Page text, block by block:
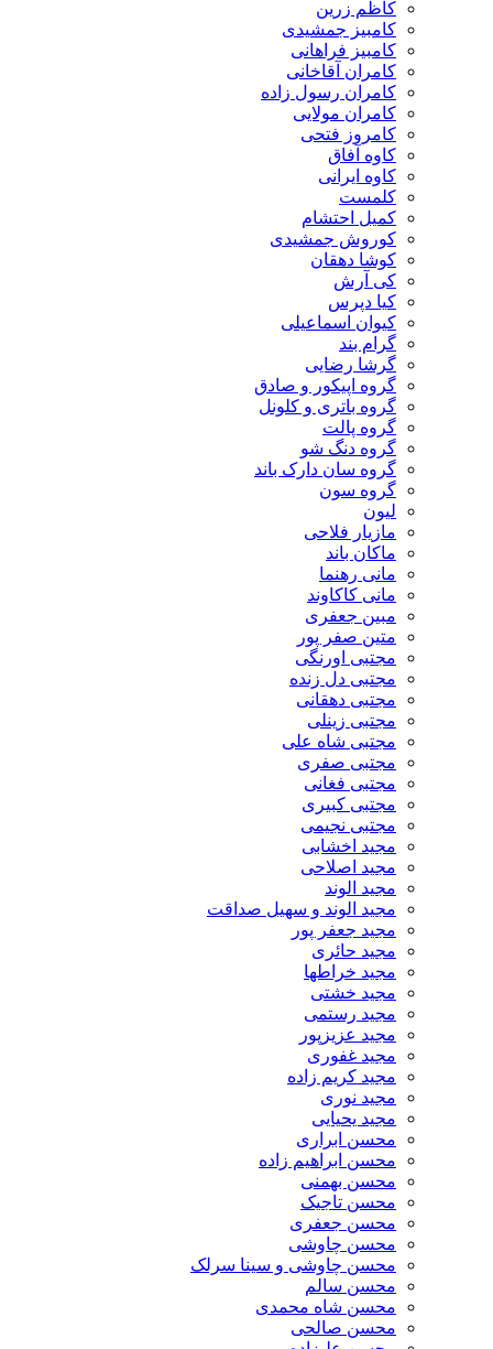
کاظم زرین
کامبیز جمشیدی
کامبیز فراهانی
کامران آقاخانی
کامران رسول زاده
کامران مولایی
کامروز فتحی
کاوه آفاق
کاوه ایرانی
کلمست
کمیل احتشام
کوروش جمشیدی
کوشا دهقان
کی آرش
کیا دپرس
کیوان اسماعیلی
گرام بند
گرشا رضایی
گروه اپیکور و صادق
گروه باتری و کلونل
گروه پالت
گروه دنگ شو
گروه سان دارک باند
گروه سون
لیون
مازیار فلاحی
ماکان باند
مانی رهنما
مانی کاکاوند
مبین جعفری
متین صفر پور
مجتبی اورنگی
مجتبی دل زنده
مجتبی دهقانی
مجتبی زینلی
مجتبی شاه علی
مجتبی صفری
مجتبی فغانی
مجتبی کبیری
مجتبی نجیمی
مجید اخشابی
مجید اصلاحی
مجید الوند‎
مجید الوند و سهیل صداقت
مجید جعفر پور
مجید حائری
مجید خراطها
مجید خشتی
مجید رستمی
مجید عزیزپور
مجید غفوری
مجید کریم زاده
مجید نوری
مجید یحیایی
محسن ابراری
محسن ابراهیم زاده
محسن بهمنی
محسن تاجیک
محسن جعفری
محسن چاوشی
محسن چاوشی و سینا سرلک
محسن سالم
محسن شاه محمدی
محسن صالحی